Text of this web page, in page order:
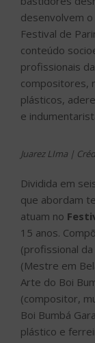
Juarez LIma |
Dividida em
que abordam
atuam no
15 anos.
(profissional da
Arte do Boi
Boi Bumbá
plástico e
diretor de
e
O cronograma
mês de difusão
episódio no
episódio na
Nacional do